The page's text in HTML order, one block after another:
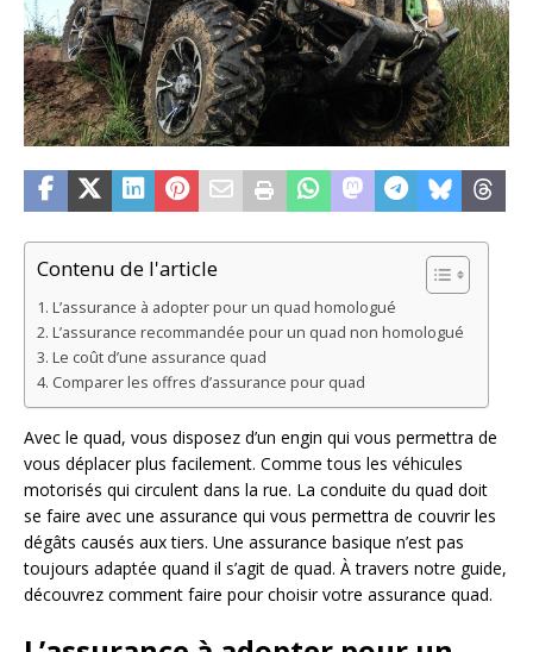
Contenu de l'article
L’assurance à adopter pour un quad homologué
L’assurance recommandée pour un quad non homologué
Le coût d’une assurance quad
Comparer les offres d’assurance pour quad
Avec le quad, vous disposez d’un engin qui vous permettra de
vous déplacer plus facilement. Comme tous les véhicules
motorisés qui circulent dans la rue. La conduite du quad doit
se faire avec une assurance qui vous permettra de couvrir les
dégâts causés aux tiers. Une assurance basique n’est pas
toujours adaptée quand il s’agit de quad. À travers notre guide,
découvrez comment faire pour choisir votre assurance quad.